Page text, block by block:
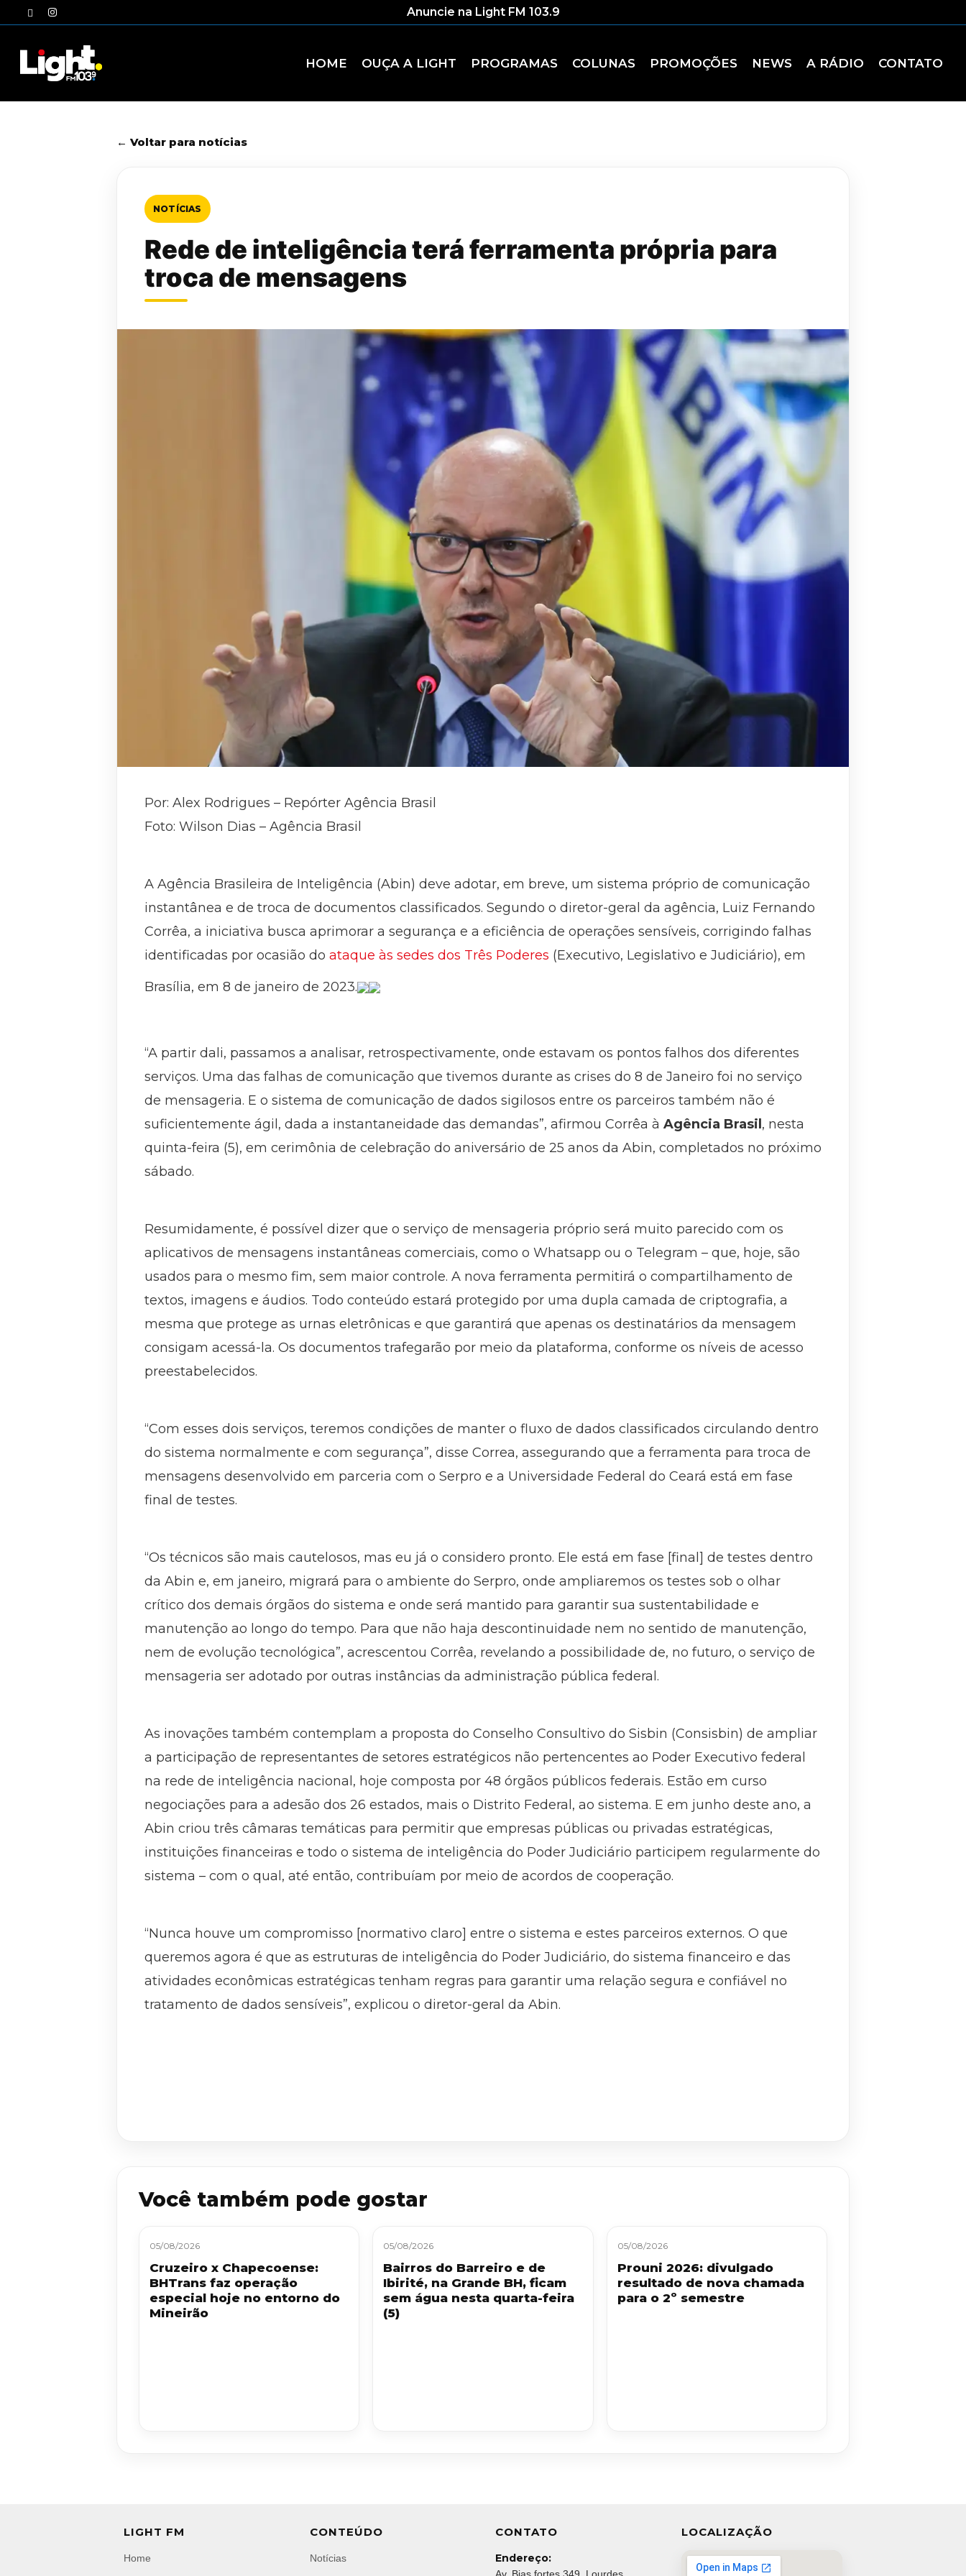
to
twitterinstagram Anuncie na Light FM 103.9
HOME OUÇA A LIGHT PROGRAMAS COLUNAS PROMOÇÕES NEWS A RÁDIO CONTATO
← Voltar para notícias
NOTÍCIAS
Rede de inteligência terá ferramenta própria para
troca de mensagens
Por: Alex Rodrigues – Repórter Agência Brasil
Foto: Wilson Dias – Agência Brasil
A Agência Brasileira de Inteligência (Abin) deve adotar, em breve, um sistema próprio de comunicação
instantânea e de troca de documentos classificados. Segundo o diretor-geral da agência, Luiz Fernando
Corrêa, a iniciativa busca aprimorar a segurança e a eficiência de operações sensíveis, corrigindo falhas
identificadas por ocasião do ataque às sedes dos Três Poderes (Executivo, Legislativo e Judiciário), em
Brasília, em 8 de janeiro de 2023.
“A partir dali, passamos a analisar, retrospectivamente, onde estavam os pontos falhos dos diferentes
serviços. Uma das falhas de comunicação que tivemos durante as crises do 8 de Janeiro foi no serviço
de mensageria. E o sistema de comunicação de dados sigilosos entre os parceiros também não é
suficientemente ágil, dada a instantaneidade das demandas”, afirmou Corrêa à Agência Brasil , nesta
quinta-feira (5), em cerimônia de celebração do aniversário de 25 anos da Abin, completados no próximo
sábado.
Resumidamente, é possível dizer que o serviço de mensageria próprio será muito parecido com os
aplicativos de mensagens instantâneas comerciais, como o Whatsapp ou o Telegram – que, hoje, são
usados para o mesmo fim, sem maior controle. A nova ferramenta permitirá o compartilhamento de
textos, imagens e áudios. Todo conteúdo estará protegido por uma dupla camada de criptografia, a
mesma que protege as urnas eletrônicas e que garantirá que apenas os destinatários da mensagem
consigam acessá-la. Os documentos trafegarão por meio da plataforma, conforme os níveis de acesso
preestabelecidos.
“Com esses dois serviços, teremos condições de manter o fluxo de dados classificados circulando dentro
do sistema normalmente e com segurança”, disse Correa, assegurando que a ferramenta para troca de
mensagens desenvolvido em parceria com o Serpro e a Universidade Federal do Ceará está em fase
final de testes.
“Os técnicos são mais cautelosos, mas eu já o considero pronto. Ele está em fase [final] de testes dentro
da Abin e, em janeiro, migrará para o ambiente do Serpro, onde ampliaremos os testes sob o olhar
crítico dos demais órgãos do sistema e onde será mantido para garantir sua sustentabilidade e
manutenção ao longo do tempo. Para que não haja descontinuidade nem no sentido de manutenção,
nem de evolução tecnológica”, acrescentou Corrêa, revelando a possibilidade de, no futuro, o serviço de
mensageria ser adotado por outras instâncias da administração pública federal.
As inovações também contemplam a proposta do Conselho Consultivo do Sisbin (Consisbin) de ampliar
a participação de representantes de setores estratégicos não pertencentes ao Poder Executivo federal
na rede de inteligência nacional, hoje composta por 48 órgãos públicos federais. Estão em curso
negociações para a adesão dos 26 estados, mais o Distrito Federal, ao sistema. E em junho deste ano, a
Abin criou três câmaras temáticas para permitir que empresas públicas ou privadas estratégicas,
instituições financeiras e todo o sistema de inteligência do Poder Judiciário participem regularmente do
sistema – com o qual, até então, contribuíam por meio de acordos de cooperação.
“Nunca houve um compromisso [normativo claro] entre o sistema e estes parceiros externos. O que
queremos agora é que as estruturas de inteligência do Poder Judiciário, do sistema financeiro e das
atividades econômicas estratégicas tenham regras para garantir uma relação segura e confiável no
tratamento de dados sensíveis”, explicou o diretor-geral da Abin.
Você também pode gostar
05/08/2026
Cruzeiro x Chapecoense:
BHTrans faz operação
especial hoje no entorno do
Mineirão
05/08/2026
Bairros do Barreiro e de
Ibirité, na Grande BH, ficam
sem água nesta quarta-feira
(5)
05/08/2026
Prouni 2026: divulgado
resultado de nova chamada
para o 2º semestre
LIGHT FM
Home
CONTEÚDO
Notícias
CONTATO
Endereço:
LOCALIZAÇÃO